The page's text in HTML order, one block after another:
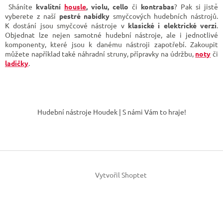
a
c
í
p
r
v
i
v
á
n
í
Sháníte kvalitní housle, violu, cello či kontrabas? Pak si jistě
vyberete z naší pestré nabídky smyčcových hudebních nástrojů.
K dostání jsou smyčcové nástroje vklasické i elektrické verzi.
Objednat lze nejen samotné hudební nástroje, ale i jednotlivé
komponenty, které jsou k danému nástroji zapotřebí. Zakoupit
můžete například také náhradní struny, přípravky na údržbu, noty či
ladičky.
í
Hudební nástroje Houdek | S námi Vám to hraje!
Vytvořil Shoptet